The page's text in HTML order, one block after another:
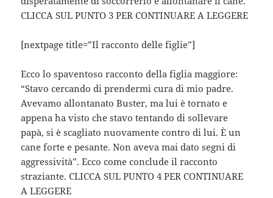
CLICCA SUL PUNTO 3 PER CONTINUARE A LEGGERE
[nextpage title=”Il racconto delle figlie”]
Ecco lo spaventoso racconto della figlia maggiore:
“Stavo cercando di prendermi cura di mio padre.
Avevamo allontanato Buster, ma lui è tornato e
appena ha visto che stavo tentando di sollevare
papà, si è scagliato nuovamente contro di lui. È un
cane forte e pesante. Non aveva mai dato segni di
aggressività”. Ecco come conclude il racconto
straziante. CLICCA SUL PUNTO 4 PER CONTINUARE
A LEGGERE